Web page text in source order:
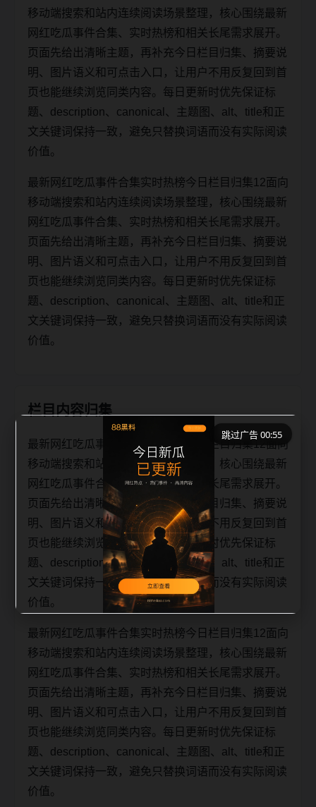
移动端搜索和站内连续阅读场景整理，核心围绕最新
网红吃瓜事件合集、实时热榜和相关长尾需求展开。
页面先给出清晰主题，再补充今日栏目归集、摘要说
明、图片语义和可点击入口，让用户不用反复回到首
页也能继续浏览同类内容。每日更新时优先保证标
题、description、canonical、主题图、alt、title和正
文关键词保持一致，避免只替换词语而没有实际阅读
价值。
最新网红吃瓜事件合集实时热榜今日栏目归集12面向
移动端搜索和站内连续阅读场景整理，核心围绕最新
网红吃瓜事件合集、实时热榜和相关长尾需求展开。
页面先给出清晰主题，再补充今日栏目归集、摘要说
明、图片语义和可点击入口，让用户不用反复回到首
页也能继续浏览同类内容。每日更新时优先保证标
题、description、canonical、主题图、alt、title和正
文关键词保持一致，避免只替换词语而没有实际阅读
价值。
栏目内容归集
最新网红吃瓜事件合集实时热榜今日栏目归集12面向
移动端搜索和站内连续阅读场景整理，核心围绕最新
网红吃瓜事件合集、实时热榜和相关长尾需求展开。
页面先给出清晰主题，再补充今日栏目归集、摘要说
明、图片语义和可点击入口，让用户不用反复回到首
页也能继续浏览同类内容。每日更新时优先保证标
题、description、canonical、主题图、alt、title和正
文关键词保持一致，避免只替换词语而没有实际阅读
价值。
最新网红吃瓜事件合集实时热榜今日栏目归集12面向
移动端搜索和站内连续阅读场景整理，核心围绕最新
网红吃瓜事件合集、实时热榜和相关长尾需求展开。
页面先给出清晰主题，再补充今日栏目归集、摘要说
明、图片语义和可点击入口，让用户不用反复回到首
页也能继续浏览同类内容。每日更新时优先保证标
题、description、canonical、主题图、alt、title和正
文关键词保持一致，避免只替换词语而没有实际阅读
价值。
跳过广告 00:55